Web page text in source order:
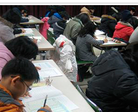
R
L
복
사
유
하
기
크
게
변
경
하
기
작
게
변
경
하
기